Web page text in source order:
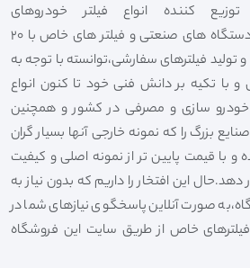
کننده انواع فیلتر خودروهای
سواری،سنگین،راهسازی و دستگاه های صنعتی و فیلتر های خاص با 20
فیلترهای سفارشی،توانسته با توجه به
و با تکیه بر دانش فنی خود تا کنون انواع
خودرو سازی و مصرفی در کشور و همچنین
بزرگ را که نمونه خارجی آنها بسیار گران
و با قیمت پایین تر از نمونه اصلی و کیفیت
این افتخار را داریم که بدون نیاز به
صورت آنلاین پاسخگوی نیازهای شما در
خاص از طریق سایت این فروشگاه